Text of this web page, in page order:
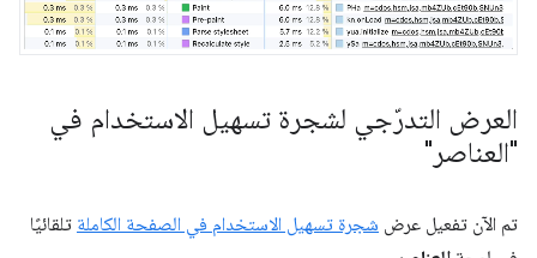
العرض التدرّجي لشجرة تسهيل الاستخدام في
"العناصر"
تم الآن تفعيل عرض شجرة تسهيل الاستخدام في الصفحة الكاملة تلقائيًا